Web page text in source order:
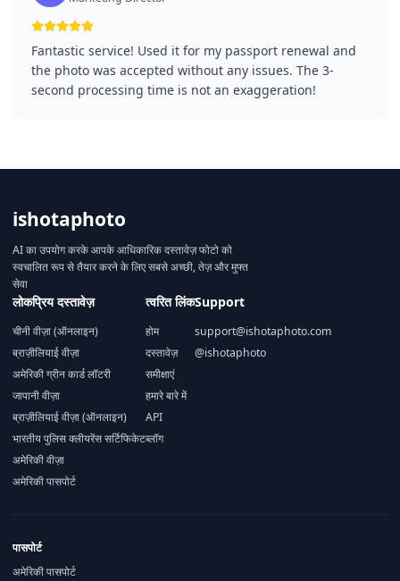
Fantastic service! Used it for my passport renewal and
the photo was accepted without any issues. The 3-
second processing time is not an exaggeration!
ishotaphoto
AI का उपयोग करके आपके आधिकारिक दस्तावेज़ फोटो को
स्वचालित रूप से तैयार करने के लिए सबसे अच्छी, तेज़ और मुफ्त
सेवा
लोकप्रिय दस्तावेज़
चीनी वीज़ा (ऑनलाइन)
ब्राज़ीलियाई वीज़ा
अमेरिकी ग्रीन कार्ड लॉटरी
जापानी वीज़ा
ब्राज़ीलियाई वीज़ा (ऑनलाइन)
भारतीय पुलिस क्लीयरेंस सर्टिफिकेट
अमेरिकी वीज़ा
अमेरिकी पासपोर्ट
त्वरित लिंक
होम
दस्तावेज़
समीक्षाएं
हमारे बारे में
API
ब्लॉग
Support
support@ishotaphoto.com
@ishotaphoto
पासपोर्ट
अमेरिकी पासपोर्ट